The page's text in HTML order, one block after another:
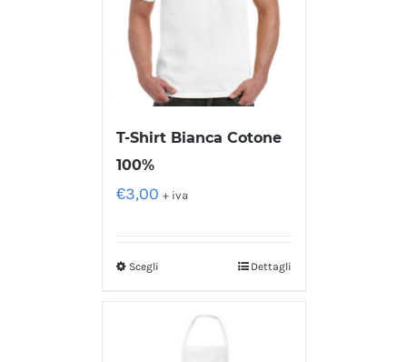
T-Shirt Bianca Cotone
100%
€3,00 + iva
Scegli Dettagli